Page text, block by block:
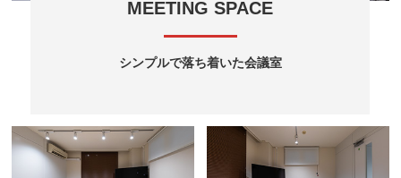
MEETING SPACE
シンプルで落ち着いた会議室